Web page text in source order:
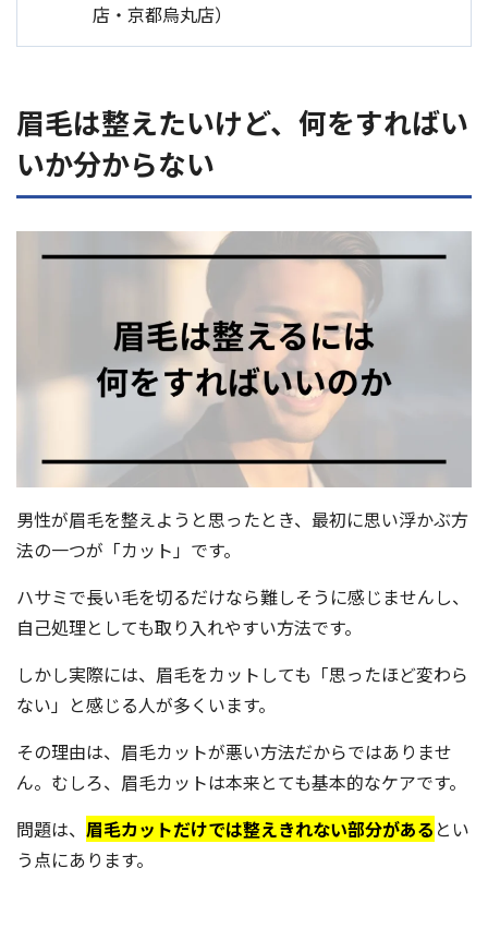
店・京都烏丸店）
眉毛は整えたいけど、何をすればい
いか分からない
男性が眉毛を整えようと思ったとき、最初に思い浮かぶ方
法の一つが「カット」です。
ハサミで長い毛を切るだけなら難しそうに感じませんし、
自己処理としても取り入れやすい方法です。
しかし実際には、眉毛をカットしても「思ったほど変わら
ない」と感じる人が多くいます。
その理由は、眉毛カットが悪い方法だからではありませ
ん。むしろ、眉毛カットは本来とても基本的なケアです。
問題は、 眉毛カットだけでは整えきれない部分がある とい
う点にあります。